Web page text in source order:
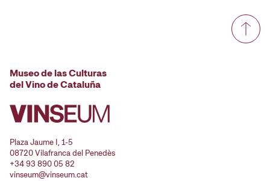
Museo de las Culturas
del Vino de Cataluña
Plaza Jaume I, 1-5
08720 Vilafranca del Penedès
+34 93 890 05 82
vinseum@vinseum.cat